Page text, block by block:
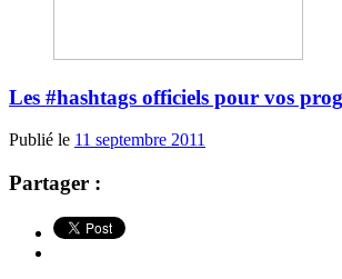
Les #hashtags officiels pour vos
Publié le 11 septembre 2011
Partager :